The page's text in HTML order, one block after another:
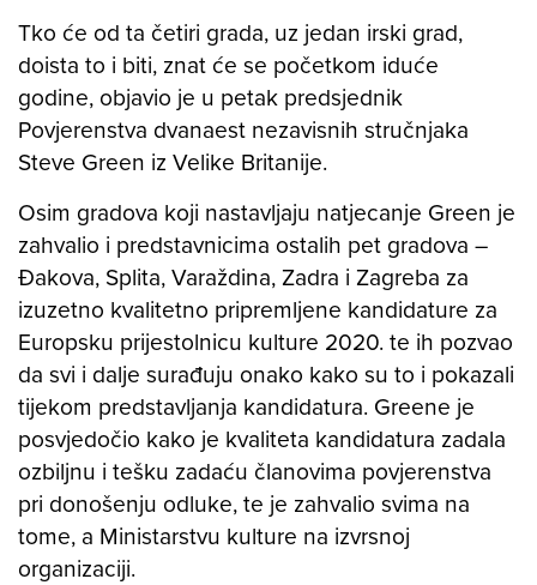
Tko će od ta četiri grada, uz jedan irski grad,
doista to i biti, znat će se početkom iduće
godine, objavio je u petak predsjednik
Povjerenstva dvanaest nezavisnih stručnjaka
Steve Green iz Velike Britanije.
Osim gradova koji nastavljaju natjecanje Green je
zahvalio i predstavnicima ostalih pet gradova –
Đakova, Splita, Varaždina, Zadra i Zagreba za
izuzetno kvalitetno pripremljene kandidature za
Europsku prijestolnicu kulture 2020. te ih pozvao
da svi i dalje surađuju onako kako su to i pokazali
tijekom predstavljanja kandidatura. Greene je
posvjedočio kako je kvaliteta kandidatura zadala
ozbiljnu i tešku zadaću članovima povjerenstva
pri donošenju odluke, te je zahvalio svima na
tome, a Ministarstvu kulture na izvrsnoj
organizaciji.